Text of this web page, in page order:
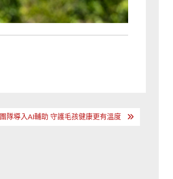
隊導入AI輔助 守護毛孩健康更有溫度